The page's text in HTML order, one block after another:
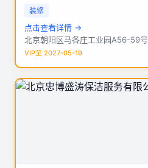
装修
点击查看详情 →
北京朝阳区马各庄工业园A56-59号
VIP至 2027-05-19